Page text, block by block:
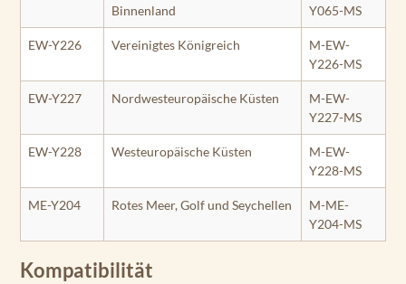
Binnenland
Y065-MS
EW-Y226 Vereinigtes Königreich
M-EW-
Y226-MS
EW-Y227 Nordwesteuropäische Küsten
M-EW-
Y227-MS
EW-Y228 Westeuropäische Küsten
M-EW-
Y228-MS
ME-Y204 Rotes Meer, Golf und Seychellen
M-ME-
Y204-MS
Kompatibilität